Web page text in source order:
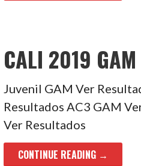
CALI 2019 GAM
Juvenil GAM Ver
Resultados AC3 GAM
Ver Resultados
CONTINUE READING →